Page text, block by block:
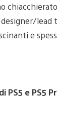
e
PS5 e PS5